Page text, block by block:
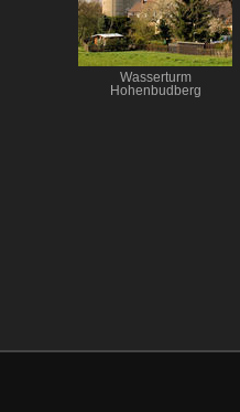
Wasserturm
Hohenbudberg